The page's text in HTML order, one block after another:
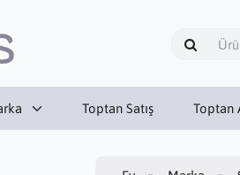
Toptan Satış Toptan